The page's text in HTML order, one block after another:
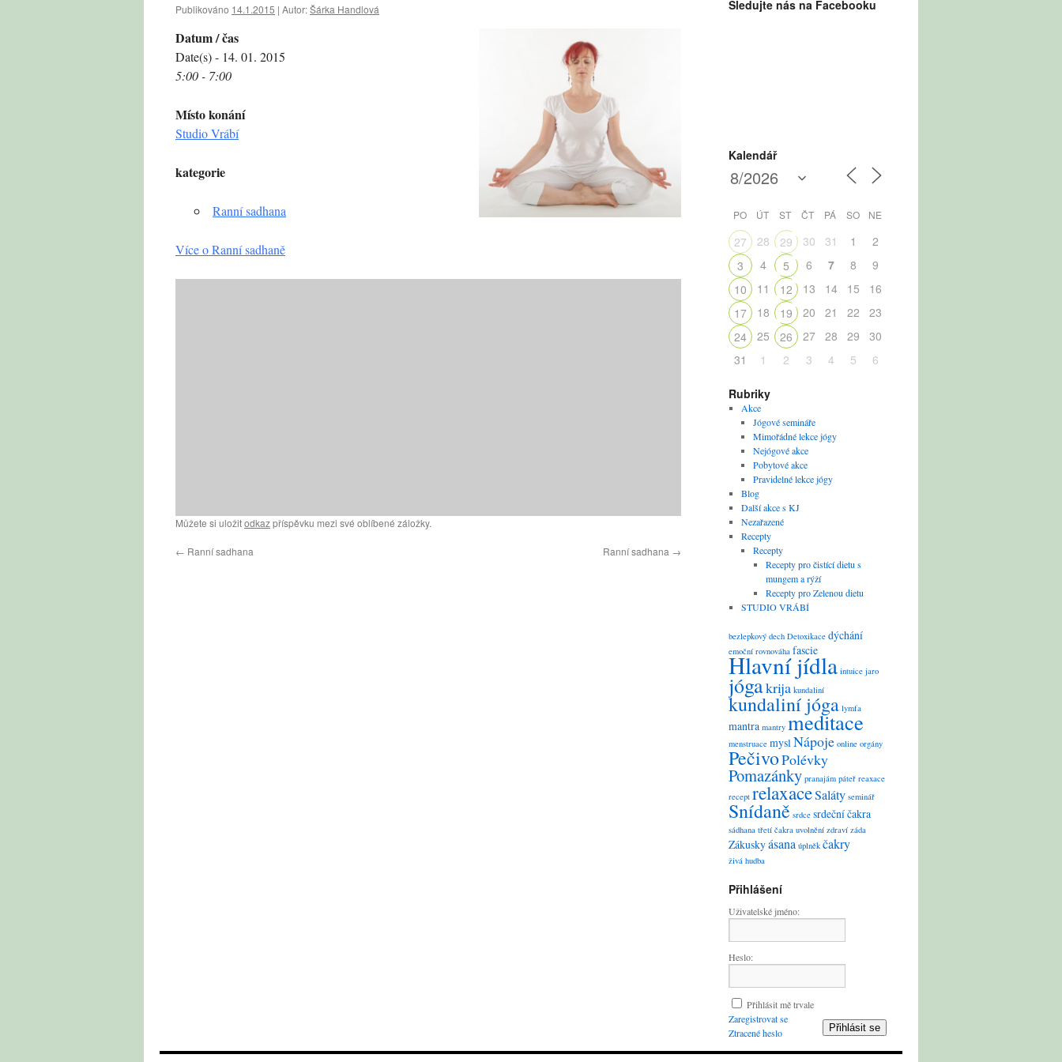
Publikováno 14.1.2015 | Autor:Šárka Handlová
Datum / čas
Date(s) - 14. 01. 2015
5:00 - 7:00
Místo konání
Studio Vrábí
kategorie
Ranní sadhana
Více o Ranní sadhaně
Můžete si uložitodkazpříspěvku mezi své oblíbené záložky.
← Ranní sadhana Ranní sadhana →
Sledujte nás na Facebooku
Kalendář
PO ÚT ST ČT PÁ SO NE
27 28 29 30 31 1
2
3
4 5 6 7 8
9
10
11 12 13 14 15
16
17
18 19 20 21 22
23
24
25 26 27 28 29
30
31
1 2 3 4 5 6
Rubriky
Akce
Jógové semináře
Mimořádné lekce jógy
Nejógové akce
Pobytové akce
Pravidelné lekce jógy
Blog
Další akce s KJ
Nezařazené
Recepty
Recepty
Recepty pro čistící dietu s
mungem a rýží
Recepty pro Zelenou dietu
STUDIO VRÁBÍ
bezlepkový dech Detoxikace dýchání
emoční rovnováha fascie
Hlavní jídla intuice jaro
jógakrija kundaliní
kundaliní jóga lymfa
mantra mantry meditace
menstruace myslNápoje online orgány
PečivoPolévky
Pomazánky pranajám páteř reaxace
recept relaxaceSaláty seminář
Snídaně srdce srdeční čakra
sádhana třetí čakra uvolnění zdraví záda
Zákuskyásana úplněk čakry
živá hudba
Přihlášení
Uživatelské jméno:
Heslo:
Přihlásit mě trvale
Přihlásit se
Zaregistrovat se
Ztracené heslo